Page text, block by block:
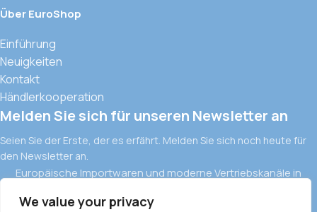
We value your privacy
Über EuroShop
Einführung
Neuigkeiten
Kontakt
Händlerkooperation
Melden Sie sich für unseren Newsletter an
Seien Sie der Erste, der es erfährt. Melden Sie sich noch heute für
den Newsletter an.
Europäische Importwaren und moderne Vertriebskanäle in